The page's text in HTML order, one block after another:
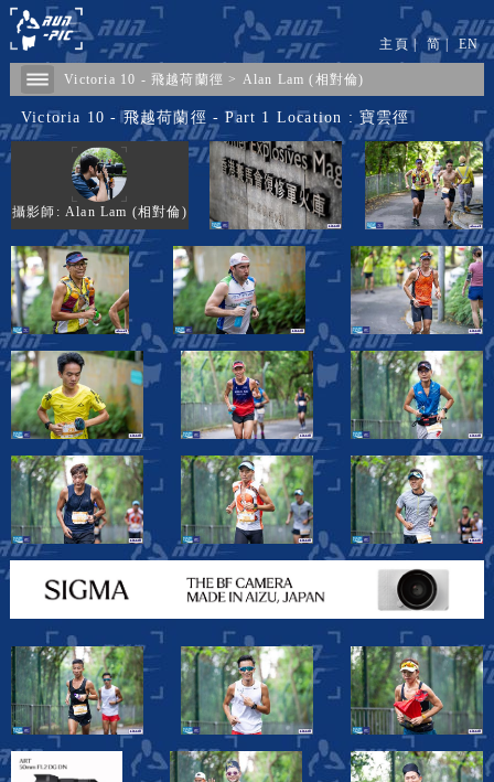
Victoria 10 - 飛越荷蘭徑 > Alan Lam (相對倫)
主頁 | 简| EN
Victoria 10 - 飛越荷蘭徑 - Part 1 Location : 寶雲徑
攝影師: Alan Lam (相對倫)